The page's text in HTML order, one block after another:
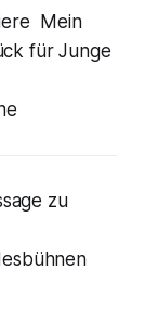
Mein
für Junge
zu